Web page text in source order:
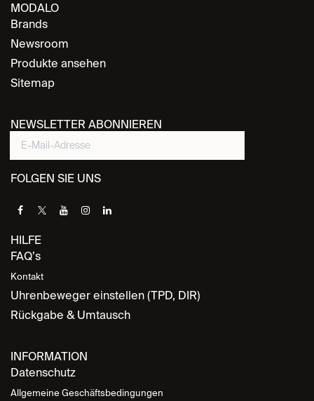
MODALO
Brands
Newsroom
Produkte ansehen
Sitemap
NEWSLETTER ABONNIEREN
FOLGEN SIE UNS
HILFE
FAQ’s
Kontakt
Uhrenbeweger einstellen (TPD, DIR)
Rückgabe & Umtausch
INFORMATION
Datenschutz
Allgemeine Geschäftsbedingungen